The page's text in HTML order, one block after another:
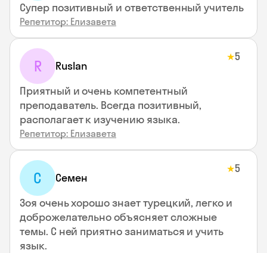
Супер позитивный и ответственный учитель
Репетитор: Елизавета
R Ruslan
★5
Приятный и очень компетентный
преподаватель. Всегда позитивный,
располагает к изучению языка.
Репетитор: Елизавета
С Семен
★5
Зоя очень хорошо знает турецкий, легко и
доброжелательно объясняет сложные
темы. С ней приятно заниматься и учить
язык.